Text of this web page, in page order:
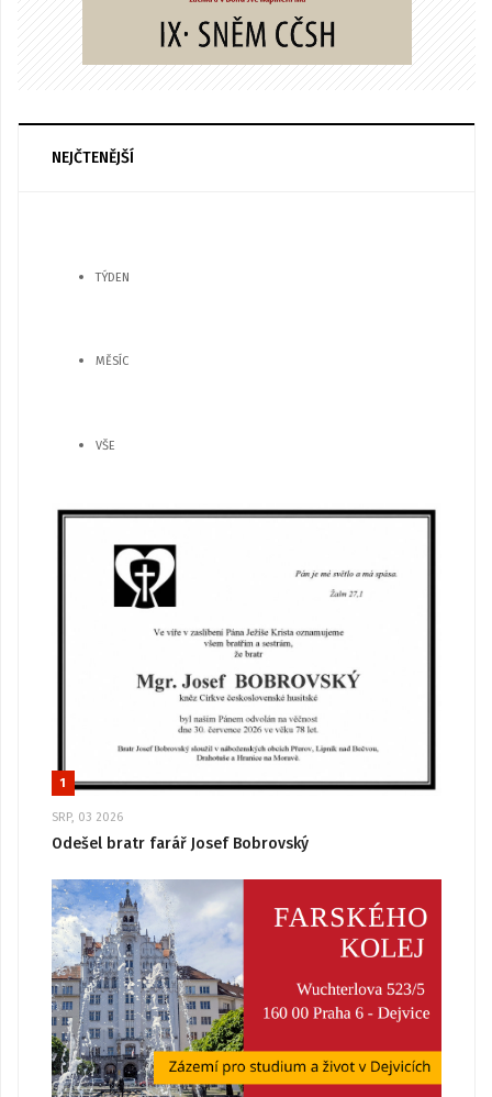
NEJČTENĚJŠÍ
TÝDEN
MĚSÍC
VŠE
1
SRP, 03 2026
Odešel bratr farář Josef Bobrovský